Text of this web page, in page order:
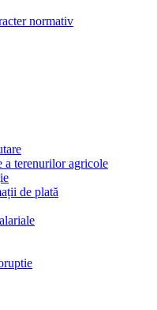
normativ
a terenurilor agricole
de plată